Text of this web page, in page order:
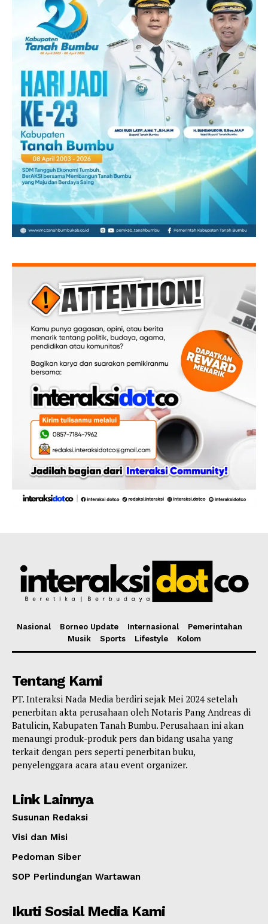
Nasional Borneo Update Internasional
Pemerintahan
Musik
Sports Lifestyle Kolom
Tentang Kami
PT. Interaksi Nada Media berdiri sejak Mei 2024 setelah
penerbitan akta perusahaan oleh Notaris Pang Andreas di
Batulicin, Kabupaten Tanah Bumbu. Perusahaan ini akan
menaungi produk-produk pers dan bidang usaha yang
terkait dengan pers seperti penerbitan buku,
penyelenggara acara atau event organizer.
Link Lainnya
Susunan Redaksi
Visi dan Misi
Pedoman Siber
SOP Perlindungan Wartawan
Ikuti Sosial Media Kami